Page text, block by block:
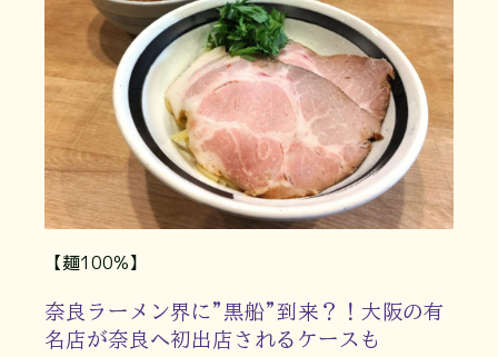
【麺100%】
奈良ラーメン界に"黒船"到来？！大阪の有
名店が奈良へ初出店されるケースも